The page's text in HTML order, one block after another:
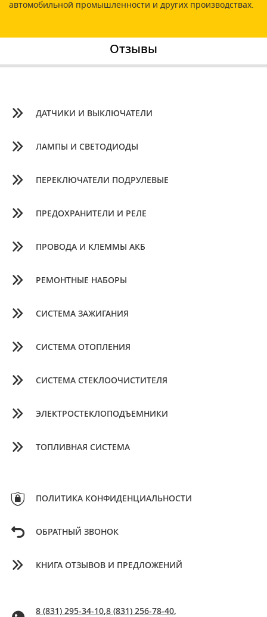
автомобильной промышленности и других производствах.
Отзывы
ДАТЧИКИ И ВЫКЛЮЧАТЕЛИ
ЛАМПЫ И СВЕТОДИОДЫ
ПЕРЕКЛЮЧАТЕЛИ ПОДРУЛЕВЫЕ
ПРЕДОХРАНИТЕЛИ И РЕЛЕ
ПРОВОДА И КЛЕММЫ АКБ
РЕМОНТНЫЕ НАБОРЫ
СИСТЕМА ЗАЖИГАНИЯ
СИСТЕМА ОТОПЛЕНИЯ
СИСТЕМА СТЕКЛООЧИСТИТЕЛЯ
ЭЛЕКТРОСТЕКЛОПОДЪЕМНИКИ
ТОПЛИВНАЯ СИСТЕМА
ПОЛИТИКА КОНФИДЕНЦИАЛЬНОСТИ
ОБРАТНЫЙ ЗВОНОК
КНИГА ОТЗЫВОВ И ПРЕДЛОЖЕНИЙ
8 (831) 295-34-10,8 (831) 256-78-40,